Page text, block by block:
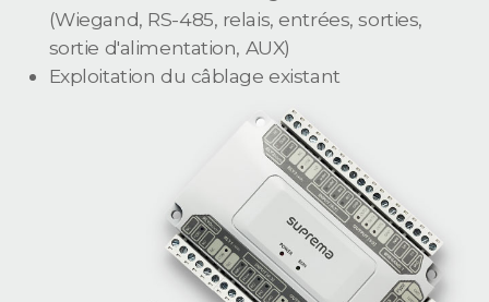
(Wiegand, RS-485, relais, entrées, sorties,
sortie d'alimentation, AUX)
Exploitation du câblage existant